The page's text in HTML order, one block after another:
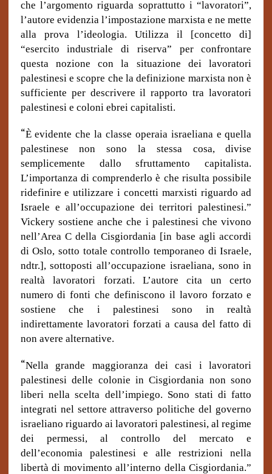
che l’argomento riguarda soprattutto i “lavoratori”,
l’autore evidenzia l’impostazione marxista e ne mette
alla prova l’ideologia. Utilizza il [concetto di]
“esercito industriale di riserva” per confrontare
questa nozione con la situazione dei lavoratori
palestinesi e scopre che la definizione marxista non è
sufficiente per descrivere il rapporto tra lavoratori
palestinesi e coloni ebrei capitalisti.
“È evidente che la classe operaia israeliana e quella
palestinese non sono la stessa cosa, divise
semplicemente dallo sfruttamento capitalista.
L’importanza di comprenderlo è che risulta possibile
ridefinire e utilizzare i concetti marxisti riguardo ad
Israele e all’occupazione dei territori palestinesi.”
Vickery sostiene anche che i palestinesi che vivono
nell’Area C della Cisgiordania [in base agli accordi
di Oslo, sotto totale controllo temporaneo di Israele,
ndtr.], sottoposti all’occupazione israeliana, sono in
realtà lavoratori forzati. L’autore cita un certo
numero di fonti che definiscono il lavoro forzato e
sostiene che i palestinesi sono in realtà
indirettamente lavoratori forzati a causa del fatto di
non avere alternative.
“Nella grande maggioranza dei casi i lavoratori
palestinesi delle colonie in Cisgiordania non sono
liberi nella scelta dell’impiego. Sono stati di fatto
integrati nel settore attraverso politiche del governo
israeliano riguardo ai lavoratori palestinesi, al regime
dei permessi, al controllo del mercato e
dell’economia palestinesi e alle restrizioni nella
libertà di movimento all’interno della Cisgiordania.”